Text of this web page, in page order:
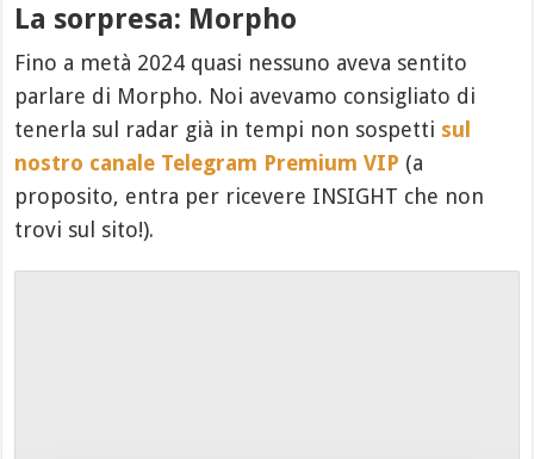
La sorpresa: Morpho
Fino a metà 2024 quasi nessuno aveva sentito
parlare di Morpho. Noi avevamo consigliato di
tenerla sul radar già in tempi non sospetti sul
nostro canale Telegram Premium VIP (a
proposito, entra per ricevere INSIGHT che non
trovi sul sito!).